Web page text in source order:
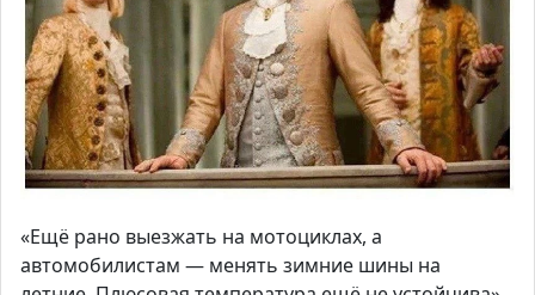
«Ещё рано выезжать на мотоциклах, а
автомобилистам — менять зимние шины на